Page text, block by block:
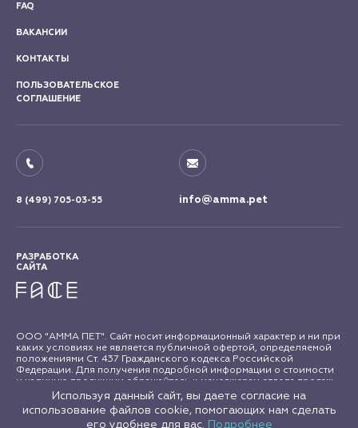
FAQ
ВАКАНСИИ
КОНТАКТЫ
ПОЛЬЗОВАТЕЛЬСКОЕ
СОГЛАШЕНИЕ
8 (499) 705-03-55 info@amma.pet
РАЗРАБОТКА
САЙТА
ООО "АММА ПЕТ". Сайт носит информационный характер и ни при
каких условиях не является публичной офертой, определяемой
положениями Ст. 437 Гражданского кодекса Российской
Федерации. Для получения подробной информации о стоимости
и наличию продукции обращайтесь к менеджерам отдела продаж
"АММА ПЕТ". Все права на материалы сайта amma.pet защищены в
соответствии с российским и международным законодательством
об авторском праве и смежных правах. Любое использование
Используя данный сайт, вы даете согласие на
использование файлов cookie, помогающих нам сделать
его удобнее для вас. Подробнее